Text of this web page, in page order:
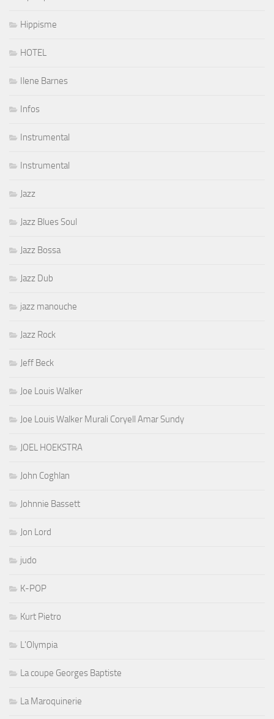
Hippisme
HOTEL
Ilene Barnes
Infos
Instrumental
Instrumental
Jazz
Jazz Blues Soul
Jazz Bossa
Jazz Dub
jazz manouche
Jazz Rock
Jeff Beck
Joe Louis Walker
Joe Louis Walker Murali Coryell Amar Sundy
JOEL HOEKSTRA
John Coghlan
Johnnie Bassett
Jon Lord
judo
K-POP
Kurt Pietro
L'Olympia
La coupe Georges Baptiste
La Maroquinerie